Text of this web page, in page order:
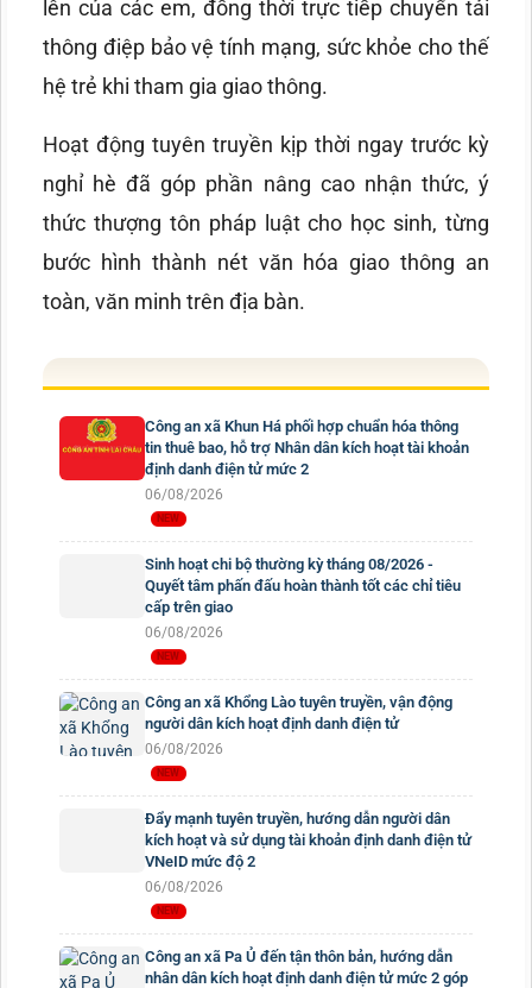
lên của các em, đồng thời trực tiếp chuyển tải
thông điệp bảo vệ tính mạng, sức khỏe cho thế
hệ trẻ khi tham gia giao thông.
Hoạt động tuyên truyền kịp thời ngay trước kỳ
nghỉ hè đã góp phần nâng cao nhận thức, ý
thức thượng tôn pháp luật cho học sinh, từng
bước hình thành nét văn hóa giao thông an
toàn, văn minh trên địa bàn.
Công an xã Khun Há phối hợp chuẩn hóa thông
tin thuê bao, hỗ trợ Nhân dân kích hoạt tài khoản
định danh điện tử mức 2
06/08/2026
Sinh hoạt chi bộ thường kỳ tháng 08/2026 -
Quyết tâm phấn đấu hoàn thành tốt các chỉ tiêu
cấp trên giao
06/08/2026
Công an xã Khổng Lào tuyên truyền, vận động
người dân kích hoạt định danh điện tử
06/08/2026
Đẩy mạnh tuyên truyền, hướng dẫn người dân
kích hoạt và sử dụng tài khoản định danh điện tử
VNeID mức độ 2
06/08/2026
Công an xã Pa Ủ đến tận thôn bản, hướng dẫn
nhân dân kích hoạt định danh điện tử mức 2 góp